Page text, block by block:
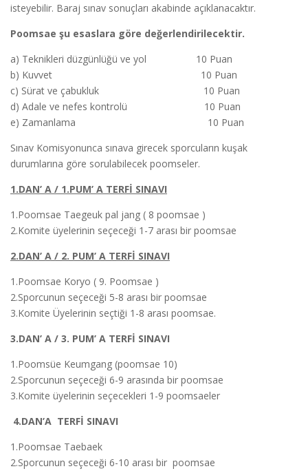
isteyebilir. Baraj sınav sonuçları akabinde açıklanacaktır.
Poomsae şu esaslara göre değerlendirilecektir.
a) Teknikleri düzgünlüğü ve yol 10 Puan
b) Kuvvet 10 Puan
c) Sürat ve çabukluk 10 Puan
d) Adale ve nefes kontrolü 10 Puan
e) Zamanlama 10 Puan
Sınav Komisyonunca sınava girecek sporcuların kuşak
durumlarına göre sorulabilecek poomseler.
1.DAN’ A / 1.PUM’ A TERFİ SINAVI
1.Poomsae Taegeuk pal jang ( 8 poomsae )
2.Komite üyelerinin seçeceği 1-7 arası bir poomsae
2.DAN’ A / 2. PUM’ A TERFİ SINAVI
1.Poomsae Koryo ( 9. Poomsae )
2.Sporcunun seçeceği 5-8 arası bir poomsae
3.Komite Üyelerinin seçtiği 1-8 arası poomsae.
3.DAN’ A / 3. PUM’ A TERFİ SINAVI
1.Poomsüe Keumgang (poomsae 10)
2.Sporcunun seçeceği 6-9 arasında bir poomsae
3.Komite üyelerinin seçecekleri 1-9 poomsaeler
4.DAN’A TERFİ SINAVI
1.Poomsae Taebaek
2.Sporcunun seçeceği 6-10 arası bir poomsae